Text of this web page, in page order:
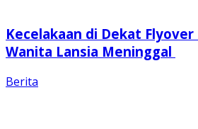
Kecelakaan di Dekat Flyover
Wanita Lansia Meninggal
Berita